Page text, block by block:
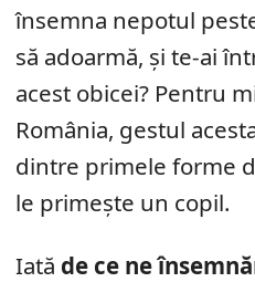
însemna nepotul
să adoarmă, și te-ai
acest obicei? Pentru
România, gestul
dintre primele forme
le primește un copil.
Iată de ce ne